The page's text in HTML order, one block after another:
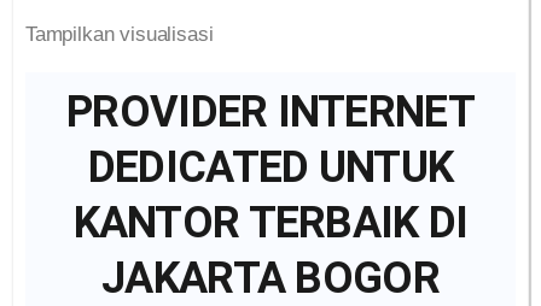
Tampilkan visualisasi
PROVIDER INTERNET
DEDICATED UNTUK
KANTOR TERBAIK DI
JAKARTA BOGOR